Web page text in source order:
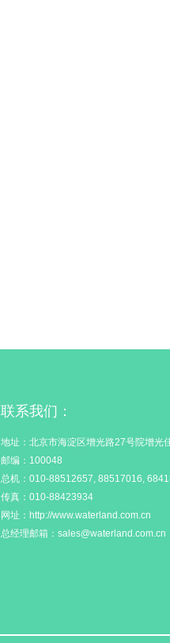
联系我们：
地址：北京市海淀区增光路27号院增光
邮编：100048
总机：010-88512657, 88517016,
传真：010-88423934
网址：http://www.waterland.com.cn
总经理邮箱：sales@waterland.com.cn